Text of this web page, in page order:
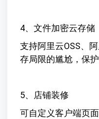
4、文件加密云存储
支持阿里云OSS、
存局限的尴尬，保
5、店铺装修
可自定义客户端页